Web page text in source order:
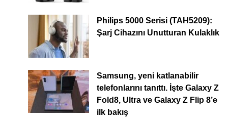
Philips 5000 Serisi (TAH5209):
Şarj Cihazını Unutturan Kulaklık
Samsung, yeni katlanabilir
telefonlarını tanıttı. İşte Galaxy Z
Fold8, Ultra ve Galaxy Z Flip 8’e
ilk bakış